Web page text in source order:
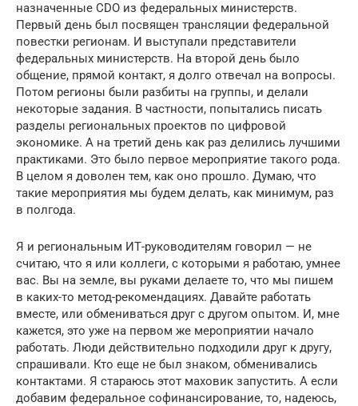
назначенные CDO из федеральных министерств.
Первый день был посвящен трансляции федеральной
повестки регионам. И выступали представители
федеральных министерств. На второй день было
общение, прямой контакт, я долго отвечал на вопросы.
Потом регионы были разбиты на группы, и делали
некоторые задания. В частности, попытались писать
разделы региональных проектов по цифровой
экономике. А на третий день как раз делились лучшими
практиками. Это было первое мероприятие такого рода.
В целом я доволен тем, как оно прошло. Думаю, что
такие мероприятия мы будем делать, как минимум, раз
в полгода.
Я и региональным ИТ-руководителям говорил — не
считаю, что я или коллеги, с которыми я работаю, умнее
вас. Вы на земле, вы руками делаете то, что мы пишем
в каких-то метод-рекомендациях. Давайте работать
вместе, или обмениваться друг с другом опытом. И, мне
кажется, это уже на первом же мероприятии начало
работать. Люди действительно подходили друг к другу,
спрашивали. Кто еще не был знаком, обменивались
контактами. Я стараюсь этот маховик запустить. А если
добавим федеральное софинансирование, то, надеюсь,